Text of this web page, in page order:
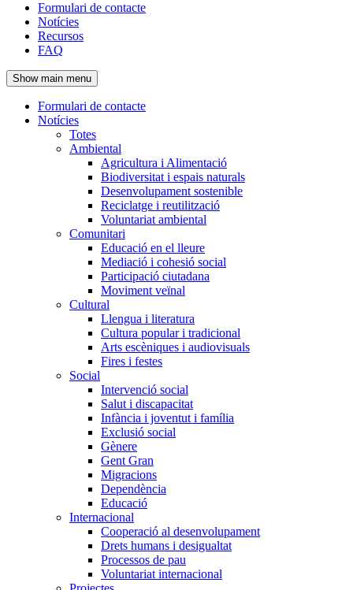
Navegació
principal
de
l'encapçalament
Formulari de contacte
Notícies
Recursos
FAQ
Show main menu
Navegació
principal
Formulari de contacte
Notícies
Totes
Ambiental
Agricultura i Alimentació
Biodiversitat i espais naturals
Desenvolupament sostenible
Reciclatge i reutilització
Voluntariat ambiental
Comunitari
Educació en el lleure
Mediació i cohesió social
Participació ciutadana
Moviment veïnal
Cultural
Llengua i literatura
Cultura popular i tradicional
Arts escèniques i audiovisuals
Fires i festes
Social
Intervenció social
Salut i discapacitat
Infància i joventut i família
Exclusió social
Gènere
Gent Gran
Migracions
Dependència
Educació
Internacional
Cooperació al desenvolupament
Drets humans i desigualtat
Processos de pau
Voluntariat internacional